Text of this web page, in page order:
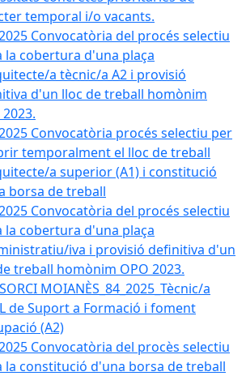
temporal i/o vacants.
Convocatòria del procés selectiu
la cobertura d'una plaça
a tècnic/a A2 i provisió
d'un lloc de treball homònim
Convocatòria procés selectiu per
temporalment el lloc de treball
a superior (A1) i constitució
borsa de treball
Convocatòria del procés selectiu
la cobertura d'una plaça
iva i provisió definitiva d'un
treball homònim OPO 2023.
MOIANÈS_84_2025_Tècnic/a
de Suport a Formació i foment
(A2)
Convocatòria del procès selectiu
la constitució d'una borsa de treball